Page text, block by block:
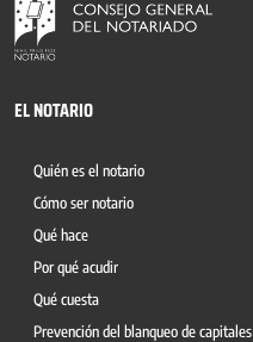
EL NOTARIO
Quién es el notario
Cómo ser notario
Qué hace
Por qué acudir
Qué cuesta
Prevención del blanqueo de capitales